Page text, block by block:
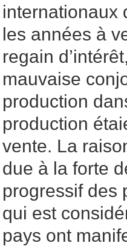
internationaux
les années à
regain
mauvaise
production
production
vente. La
due à la forte
progressif des
qui est
pays ont